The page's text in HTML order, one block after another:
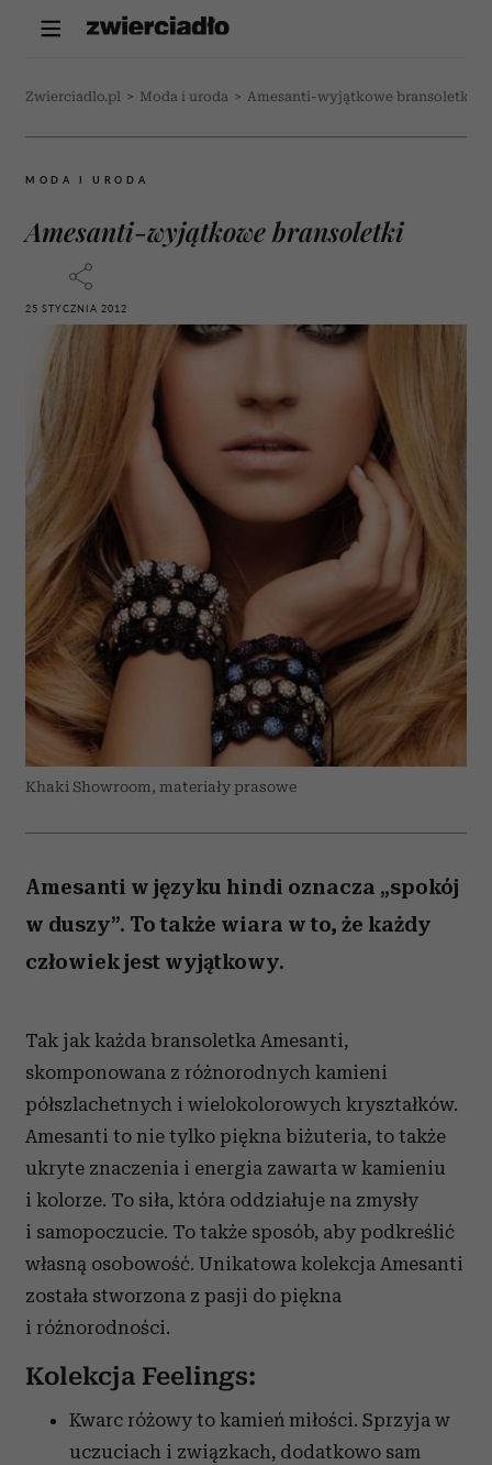
Zwierciadlo.pl > Moda i uroda > Amesanti-wyjątkowe bransoletki
MODA I URODA
Amesanti-wyjątkowe bransoletki
25 STYCZNIA 2012
Khaki Showroom, materiały prasowe
Amesanti w języku hindi oznacza „spokój
w duszy”. To także wiara w to, że każdy
człowiek jest wyjątkowy.
Tak jak każda bransoletka Amesanti,
skomponowana z różnorodnych kamieni
półszlachetnych i wielokolorowych kryształków.
Amesanti to nie tylko piękna biżuteria, to także
ukryte znaczenia i energia zawarta w kamieniu
i kolorze. To siła, która oddziałuje na zmysły
i samopoczucie. To także sposób, aby podkreślić
własną osobowość. Unikatowa kolekcja Amesanti
została stworzona z pasji do piękna
i różnorodności.
Kolekcja Feelings:
Kwarc różowy to kamień miłości. Sprzyja w
uczuciach i związkach, dodatkowo sam